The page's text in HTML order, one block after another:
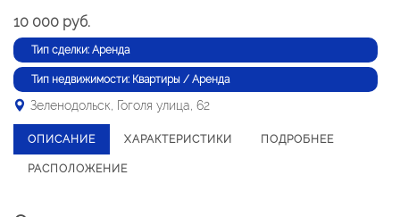
10 000 руб.
Тип сделки: Аренда
Тип недвижимости: Квартиры / Аренда
Зеленодольск, Гоголя улица, 62
ОПИСАНИЕ ХАРАКТЕРИСТИКИ ПОДРОБНЕЕ
РАСПОЛОЖЕНИЕ